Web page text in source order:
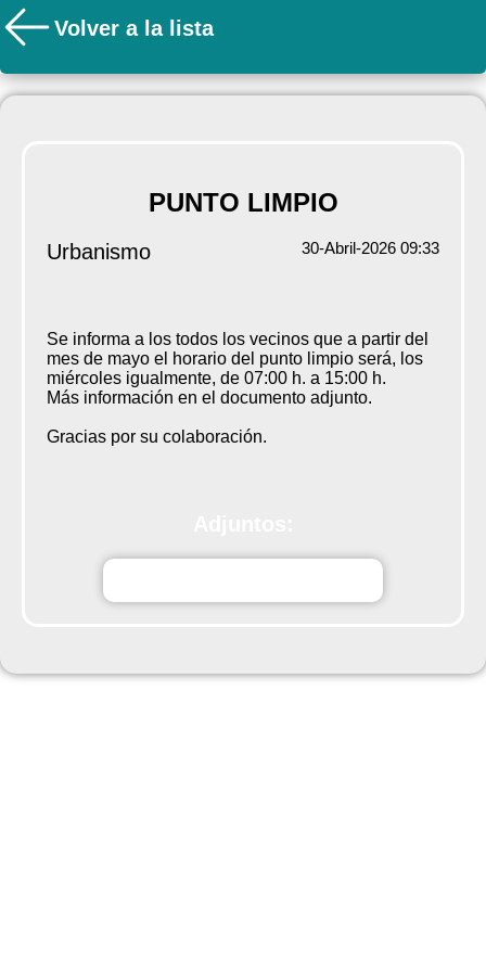
Volver a la lista
PUNTO LIMPIO
Urbanismo 30-Abril-2026 09:33
Se informa a los todos los vecinos que a partir del
mes de mayo el horario del punto limpio será, los
miércoles igualmente, de 07:00 h. a 15:00 h.
Más información en el documento adjunto.
Gracias por su colaboración.